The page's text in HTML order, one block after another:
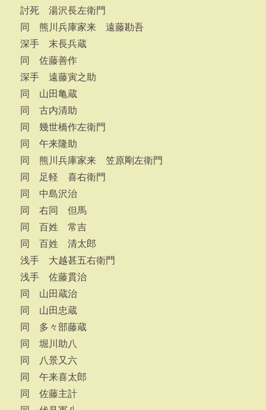
討死 湯沢長左衛門
同 熊川兵庫家来 遠藤勘吾
深手 末長兵蔵
同 佐藤善作
深手 遠藤寅之助
同 山田亀蔵
同 古内清助
同 幾世橋作左衛門
同 午来隆助
同 熊川兵庫家来 笠原剛左衛門
同 足軽 喜右衛門
同 中島沢治
同 右同 但馬
同 百姓 常吉
同 百姓 清太郎
浅手 大越甚五右衛門
浅手 佐藤貫治
同 山田蔵治
同 山田忠蔵
同 多々部藤蔵
同 堀川助八
同 八景又六
同 午来喜太郎
同 佐藤主計